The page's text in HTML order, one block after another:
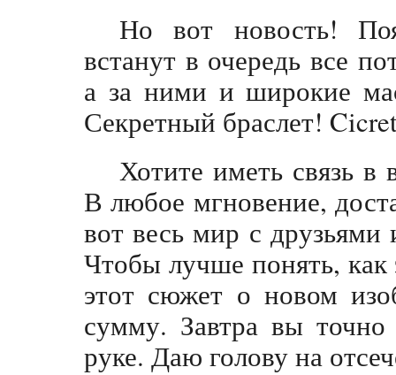
Но вот новость!
встанут в очередь все
а за ними и широкие
Секретный браслет!
Хотите иметь связь в
В любое мгновение,
вот весь мир с
Чтобы лучше понять, как
этот сюжет о новом
сумму. Завтра вы точно
руке. Даю голову на